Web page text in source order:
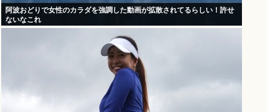
阿波おどりで女性のカラダを強調した動画が拡散されてるらしい！許せ
ないなこれ